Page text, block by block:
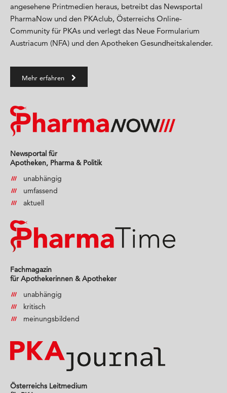
angesehene Printmedien heraus, betreibt das Newsportal
PharmaNow und den PKAclub, Österreichs Online-
Community für PKAs und verlegt das Neue Formularium
Austriacum (NFA) und den Apotheken Gesundheitskalender.
Mehr erfahren
Newsportal für
Apotheken, Pharma & Politik
unabhängig
umfassend
aktuell
Fachmagazin
für Apothekerinnen & Apotheker
unabhängig
kritisch
meinungsbildend
Österreichs Leitmedium